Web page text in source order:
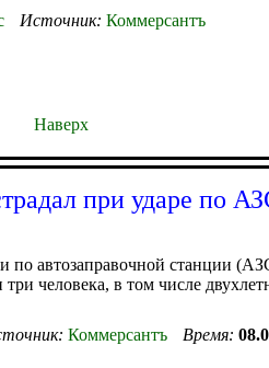
Источник: Коммерсантъ
Наверх
при ударе по
автозаправочной станции
человека, в том числе
Коммерсантъ Время: